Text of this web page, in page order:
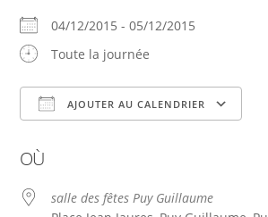
04/12/2015 - 05/12/2015
Toute la journée
AJOUTER AU CALENDRIER
OÙ
salle des fêtes Puy Guillaume